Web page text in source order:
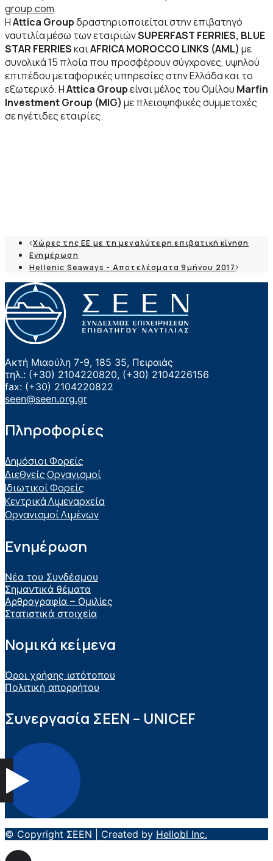
group.com.
ΗAttica Groupδραστηριοποιείται στην επιβατηγό
ναυτιλία μέσω των εταιριώνSUPERFAST FERRIES, BLUE
STAR FERRIESκαιAFRICA MOROCCO LINKS (AML) με
συνολικά 15 πλοία που προσφέρουν σύγχρονες, υψηλού
επιπέδου μεταφορικές υπηρεσίες στην Ελλάδα και το
εξωτερικό. ΗAttica Groupείναι μέλος του Ομίλου Marfin
Investment Group (MIG) με πλειοψηφικές συμμετοχές
σε ηγέτιδες εταιρίες.
Χώρες της ΕΕ με τη μεγαλύτερη επιβατική κίνηση
Ενημέρωση
Hellenic Seaways - Αποτελέσματα 9μήνου 2017
Ακτή Μιαούλη 7-9, 185 35, Πειραιάς
τηλ.: (+30) 2104220820, (+30) 2104226156
fax: (+30) 2104220822
seen@seen.org.gr
Πληροφορίες
Δημόσιοι Φορείς
Διεθνείς Οργανισμοί
Ιδιωτικοί Φορείς
Κεντρικά Λιμεναρχεία
Οργανισμοί Λιμένων
Ενημέρωση
Νέα του Συνδέσμου
Σημαντικά θέματα
Αρθρογραφία – Ομιλίες
Στατιστικά στοιχεία
Νομικά κείμενα
Όροι χρήσης ιστότοπου
Πολιτική απορρήτου
Συνεργασία ΣEEN – UNICEF
© Copyright ΣΕΕΝ | Created by Hellobl Inc.